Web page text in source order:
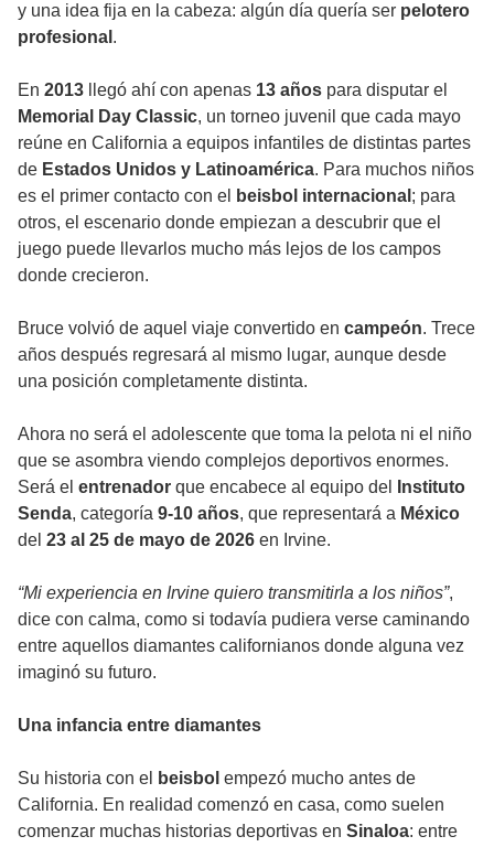
y una idea fija en la cabeza: algún día quería ser pelotero
profesional .
En 2013 llegó ahí con apenas 13 años para disputar el
Memorial Day Classic, un torneo juvenil que cada mayo
reúne en California a equipos infantiles de distintas partes
de Estados Unidos y Latinoamérica. Para muchos niños
es el primer contacto con el
beisbol internacional ; para
otros, el escenario donde empiezan a descubrir que el
juego puede llevarlos mucho más lejos de los campos
donde crecieron.
Bruce volvió de aquel viaje convertido en campeón. Trece
años después regresará al mismo lugar, aunque desde
una posición completamente distinta.
Ahora no será el adolescente que toma la pelota ni el niño
que se asombra viendo complejos deportivos enormes.
Será el entrenador que encabece al equipo del
Instituto
Senda, categoría 9-10 años, que representará a México
del 23 al 25 de mayo de 2026 en Irvine.
“Mi experiencia en Irvine quiero transmitirla a los niños”,
dice con calma, como si todavía pudiera verse caminando
entre aquellos diamantes californianos donde alguna vez
imaginó su futuro.
Una infancia entre diamantes
Su historia con el beisbol empezó mucho antes de
California. En realidad comenzó en casa, como suelen
comenzar muchas historias deportivas en Sinaloa: entre